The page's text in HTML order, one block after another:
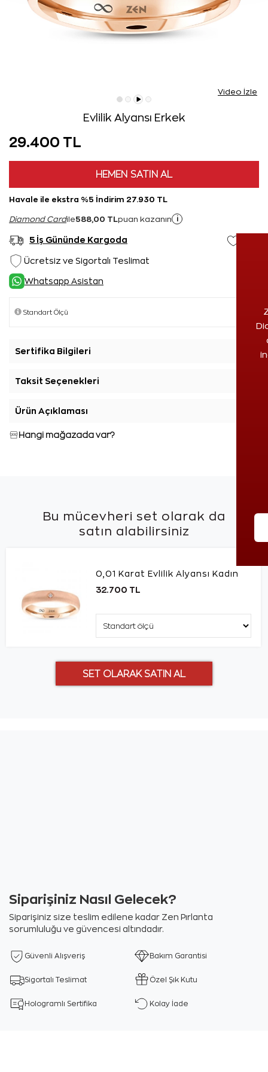
Video İzle
Evlilik Alyansı Erkek
29.400 TL
HEMEN SATIN AL
Havale ile ekstra %5 İndirim 27.930 TL
Diamond Cardile588,00 TL puan kazanın i
5 İş Gününde Kargoda
Ücretsiz ve Sigortalı Teslimat
Whatsapp Asistan
Sertifika Bilgileri
Taksit Seçenekleri
Ürün Açıklaması
Hangi mağazada var?
Bu mücevheri set olarak da
satın alabilirsiniz
0,01 Karat Evlilik Alyansı Kadın
32.700 TL
Siparişiniz Nasıl Gelecek?
Siparişiniz size teslim edilene kadar Zen Pırlanta
sorumluluğu ve güvencesi altındadır.
Güvenli Alışveriş Bakım Garantisi
Sigortalı Teslimat Özel Şık Kutu
Hologramlı Sertifika Kolay İade